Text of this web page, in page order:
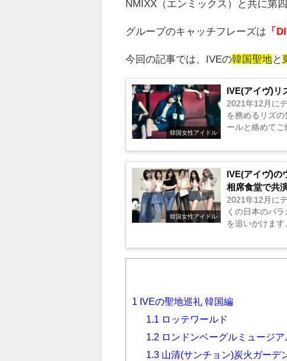
NMIXX （エンミックス）と共に第
グループのキャッチフレーズは 「
今回の記事では、IVEの韓国聖地と
韓国女性アイドル
IVE(アイヴ)リ
2021年12月に
を務めるリズ
ールと絡めてご
韓国女性アイドル
IVE(アイヴ)の
相席食堂で共
2021年12月に
くの日本のバ
を追いかけます
1
IVEの聖地巡礼 韓国編
1.1
ロッテワールド
1.2 ロンドンベーグルミュージ
1.3 山清(サンチョン)炭火ガーデ